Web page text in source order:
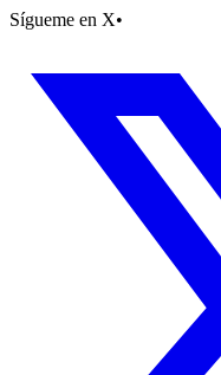
Sígueme en X•